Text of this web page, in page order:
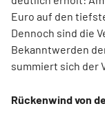
Euro auf den
Dennoch sind die
Bekanntwerden
summiert sich der
Rückenwind von